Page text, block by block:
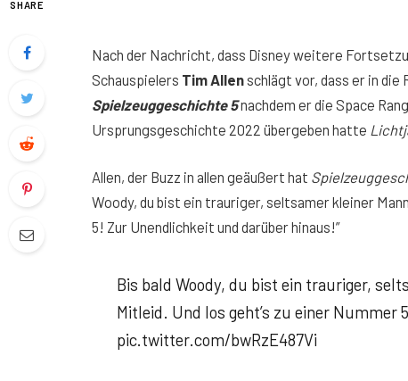
SHARE
Nach der Nachricht, dass Disney weitere
Schauspielers Tim Allenschlägt vor, dass er in die
Spielzeuggeschichte 5nachdem er die Space
Ursprungsgeschichte 2022 übergeben hatte
Allen, der Buzz in allen geäußert hat
Woody, du bist ein trauriger, seltsamer kleiner
5! Zur Unendlichkeit und darüber hinaus!”
Bis bald Woody, du bist ein trauriger,
Mitleid. Und los geht’s zu einer
pic.twitter.com/bwRzE487Vi